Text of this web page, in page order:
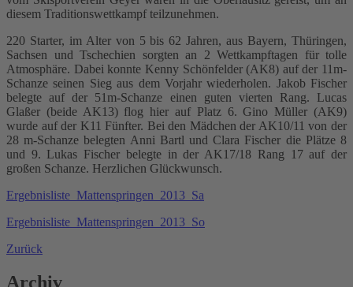
diesem Traditionswettkampf teilzunehmen.
220 Starter, im Alter von 5 bis 62 Jahren, aus Bayern, Thüringen,
Sachsen und Tschechien sorgten an 2 Wettkampftagen für tolle
Atmosphäre. Dabei konnte Kenny Schönfelder (AK8) auf der 11m-
Schanze seinen Sieg aus dem Vorjahr wiederholen. Jakob Fischer
belegte auf der 51m-Schanze einen guten vierten Rang. Lucas
Glaßer (beide AK13) flog hier auf Platz 6. Gino Müller (AK9)
wurde auf der K11 Fünfter. Bei den Mädchen der AK10/11 von der
28 m-Schanze belegten Anni Bartl und Clara Fischer die Plätze 8
und 9. Lukas Fischer belegte in der AK17/18 Rang 17 auf der
großen Schanze. Herzlichen Glückwunsch.
Ergebnisliste_Mattenspringen_2013_Sa
Ergebnisliste_Mattenspringen_2013_So
Zurück
Archiv